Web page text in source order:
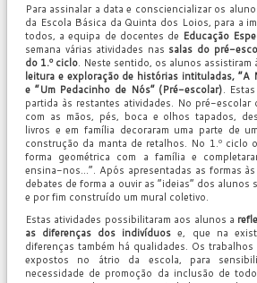
Para assinalar a data e consciencializar os
da Escola Básica da Quinta dos Loios, para a
todos, a equipa de docentes de Educação
semana várias atividades nas salas do pré-
do 1.º ciclo. Neste sentido, os alunos assistiram
leitura e exploração de histórias intituladas, “A
e “Um Pedacinho de Nós” (Pré-escolar).
partida às restantes atividades. No pré-escolar
com as mãos, pés, boca e olhos tapados,
livros e em família decoraram uma parte de
construção da manta de retalhos. No 1.º ciclo
forma geométrica com a família e
ensina-nos…”. Após apresentadas as formas
debates de forma a ouvir as “ideias” dos
e por fim construído um mural coletivo.
Estas atividades possibilitaram aos alunos a
as diferenças dos indivíduos e, que na
diferenças também há qualidades. Os
expostos no átrio da escola, para
necessidade de promoção da inclusão de